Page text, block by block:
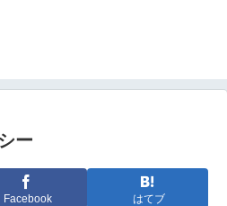
ー
Facebook はてブ